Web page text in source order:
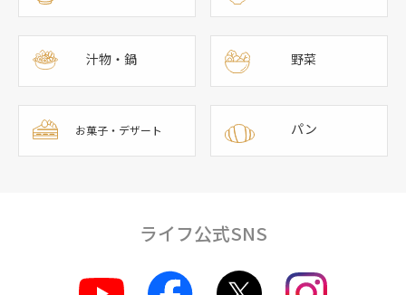
汁物・鍋 野菜
お菓子・デザート パン
ライフ公式SNS